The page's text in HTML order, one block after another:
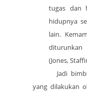
tugas dan
hidupnya
lain.
(Jones,
Jadi
yang dilakukan